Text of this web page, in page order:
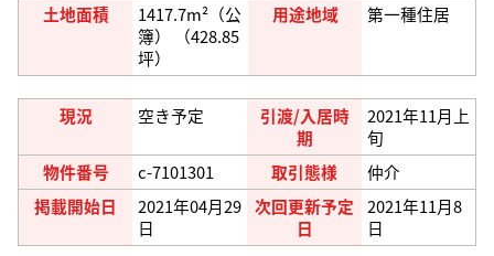
土地面積
1417.7m²（公
簿） （428.85
坪）
用途地域 第一種住居
現況 空き予定
引渡/入居時
期
2021年11月上
旬
物件番号
c-7101301 取引態様
仲介
掲載開始日
2021年04月29
日
次回更新予定
日
2021年11月8
日